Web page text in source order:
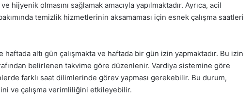
hijyenik olmasını sağlamak amacıyla yapılmaktadır. Ayrıca, acil
temizlik hizmetlerinin aksamaması için esnek çalışma saatleri
altı gün çalışmakta ve haftada bir gün izin yapmaktadır. Bu izin
belirlenen takvime göre düzenlenir. Vardiya sistemine göre
farklı saat dilimlerinde görev yapması gerekebilir. Bu durum,
ve çalışma verimliliğini etkileyebilir.